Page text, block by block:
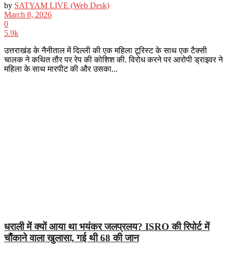
by SATYAM LIVE (Web Desk)
March 8, 2026
0
5.9k
उत्तराखंड के नैनीताल में दिल्ली की एक महिला टूरिस्ट के साथ एक टैक्सी
चालक ने कथित तौर पर रेप की कोशिश की. विरोध करने पर आरोपी ड्राइवर ने
महिला के साथ मारपीट की और उसका...
धराली में क्यों आया था भयंकर जलप्रलय? ISRO की रिपोर्ट में
चौंकाने वाला खुलासा, गई थी 68 की जान